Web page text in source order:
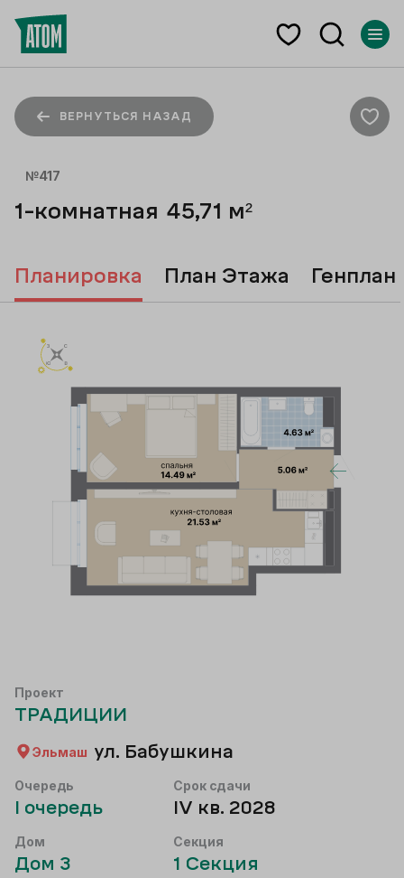
ВЕРНУТЬСЯ НАЗАД
№417
1-комнатная 45,71 м²
Проект
ТРАДИЦИИ
Эльмаш ул. Бабушкина
Очередь
I очередь
Срок сдачи
IV кв. 2028
Дом
Дом 3
Секция
1 Секция
Планировка План Этажа Генплан